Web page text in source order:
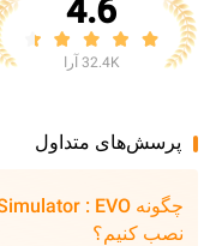
4.6
32.4K آرا
پرسش‌های متداول
نصب کنیم؟